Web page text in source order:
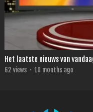
Het laatste nieuws van
62 views · 10 months ago